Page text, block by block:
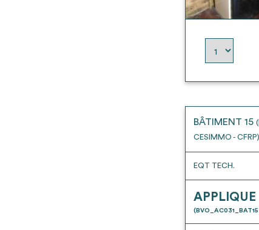
BÂTIMENT 15
CESIMMO - CFRP)
EQT TECH.
APPLIQUE